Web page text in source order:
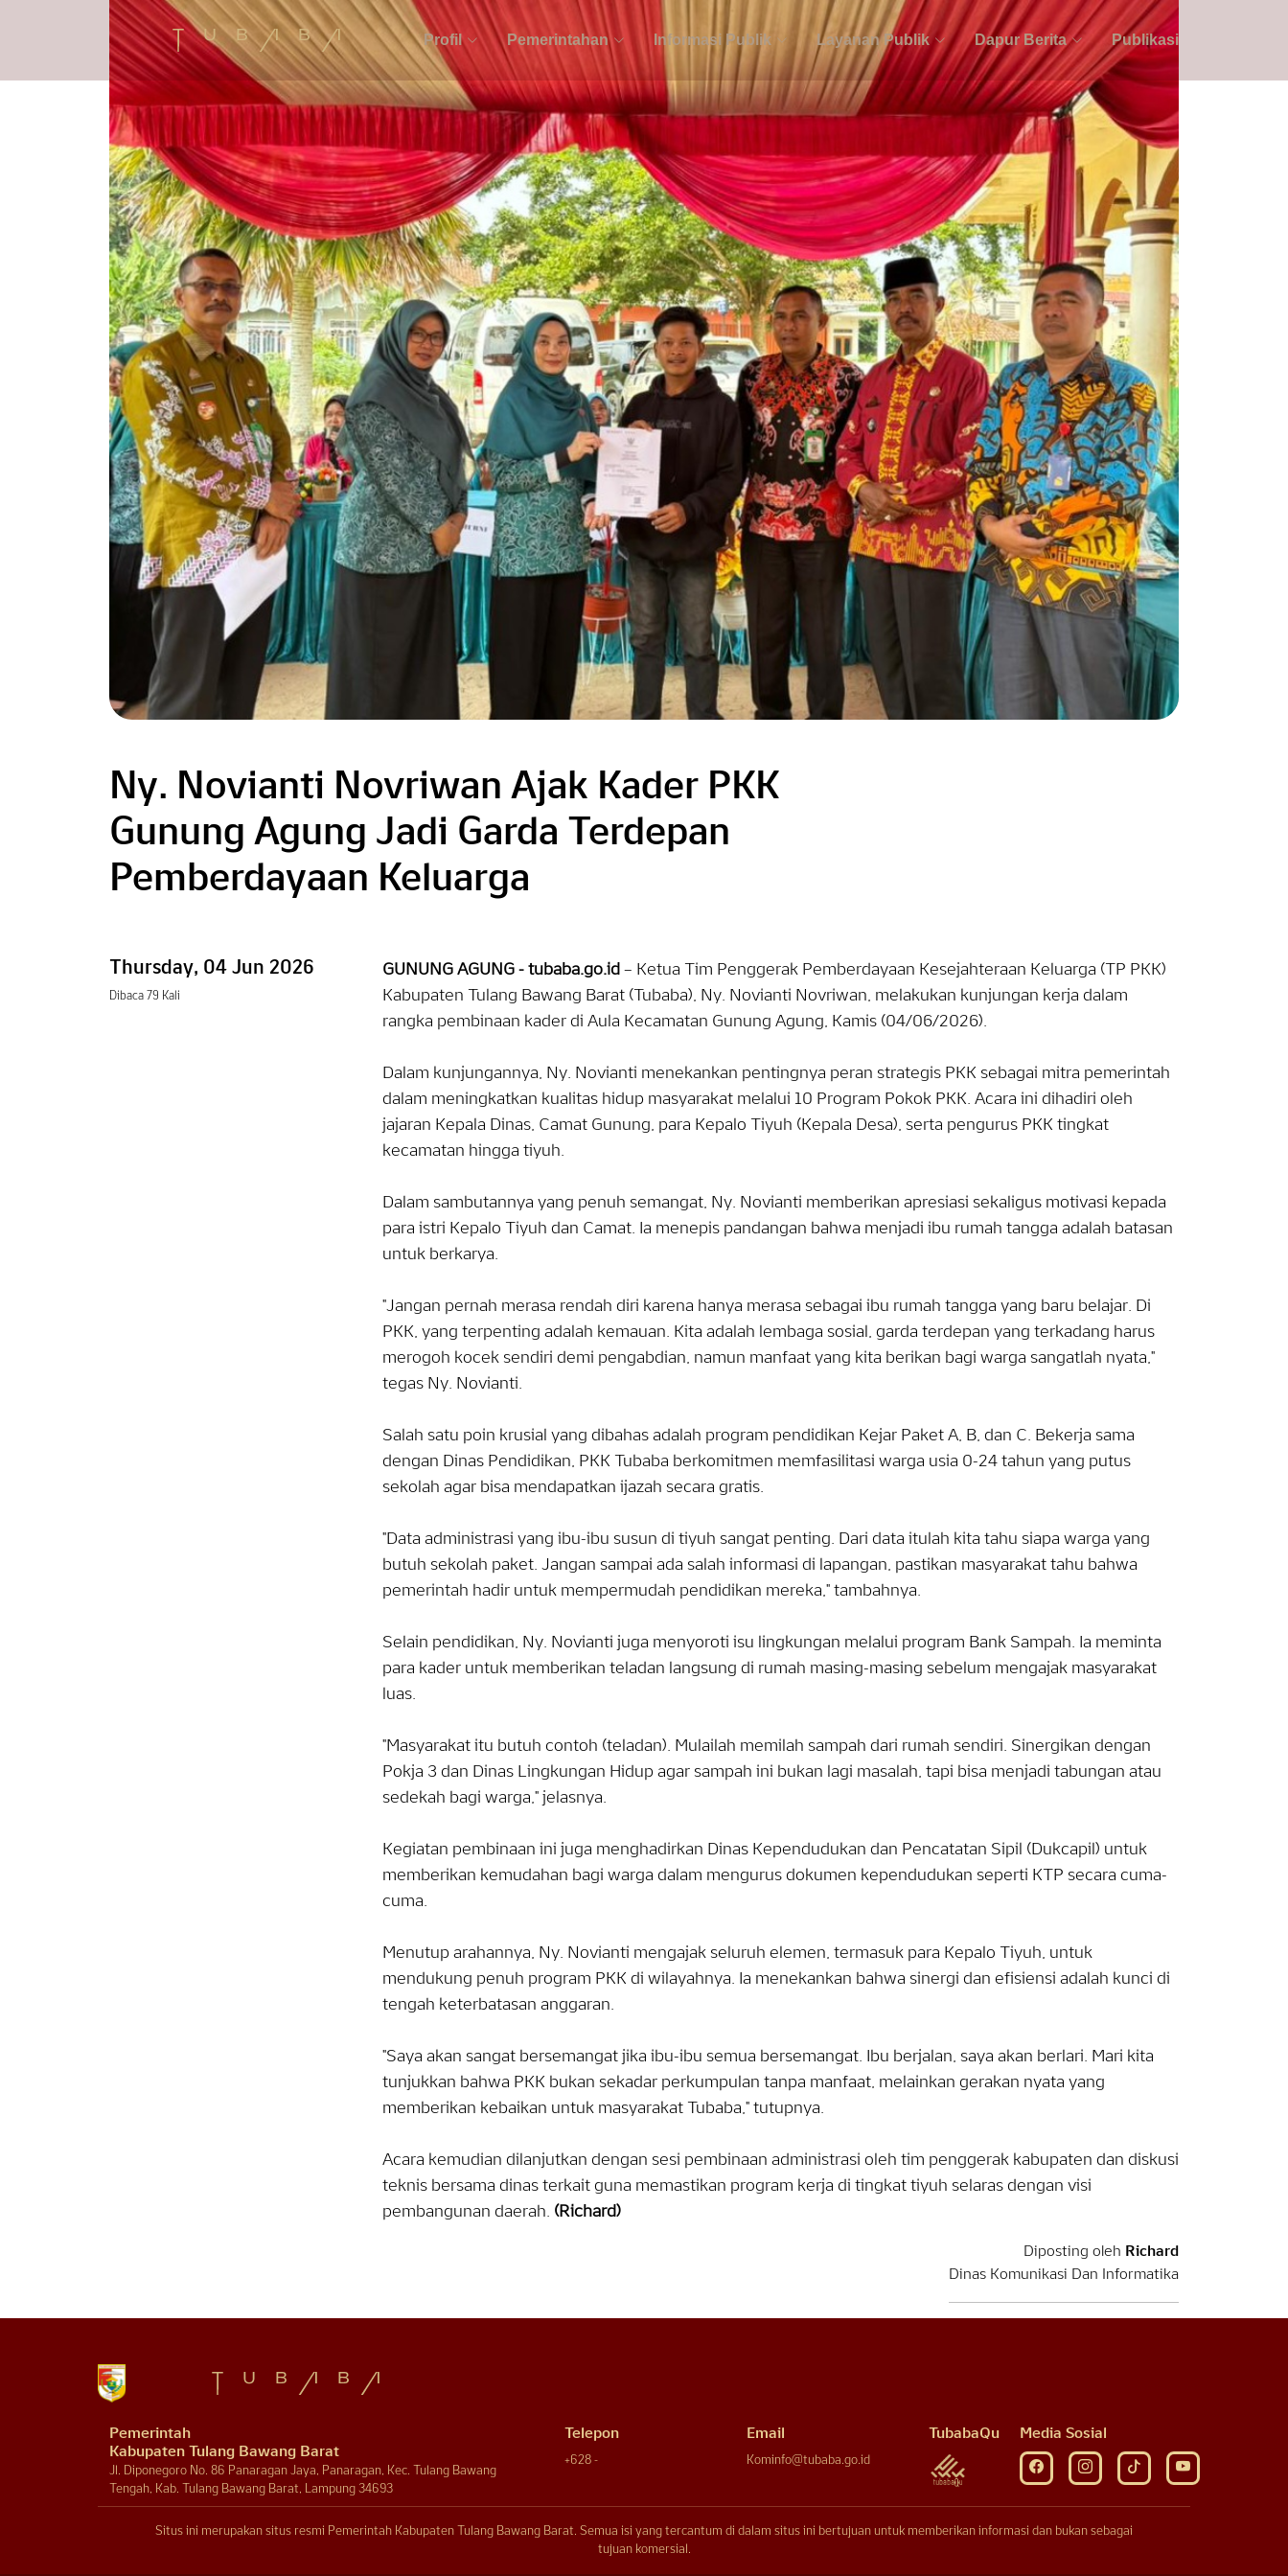
Profil Pemerintahan Informasi Publik Layanan Publik Dapur Berita Publikasi
Ny. Novianti Novriwan Ajak Kader PKK
Gunung Agung Jadi Garda Terdepan
Pemberdayaan Keluarga
Thursday, 04 Jun 2026
Dibaca 79 Kali
​GUNUNG AGUNG - tubaba.go.id – Ketua Tim Penggerak Pemberdayaan Kesejahteraan Keluarga (TP PKK)
Kabupaten Tulang Bawang Barat (Tubaba), Ny. Novianti Novriwan, melakukan kunjungan kerja dalam
rangka pembinaan kader di Aula Kecamatan Gunung Agung, Kamis (04/06/2026).
Dalam kunjungannya, Ny. Novianti menekankan pentingnya peran strategis PKK sebagai mitra pemerintah
dalam meningkatkan kualitas hidup masyarakat melalui 10 Program Pokok PKK. Acara ini dihadiri oleh
jajaran Kepala Dinas, Camat Gunung, para Kepalo Tiyuh (Kepala Desa), serta pengurus PKK tingkat
kecamatan hingga tiyuh.
Dalam sambutannya yang penuh semangat, Ny. Novianti memberikan apresiasi sekaligus motivasi kepada
para istri Kepalo Tiyuh dan Camat. Ia menepis pandangan bahwa menjadi ibu rumah tangga adalah batasan
untuk berkarya.
"Jangan pernah merasa rendah diri karena hanya merasa sebagai ibu rumah tangga yang baru belajar. Di
PKK, yang terpenting adalah kemauan. Kita adalah lembaga sosial, garda terdepan yang terkadang harus
merogoh kocek sendiri demi pengabdian, namun manfaat yang kita berikan bagi warga sangatlah nyata,"
tegas Ny. Novianti.
Salah satu poin krusial yang dibahas adalah program pendidikan Kejar Paket A, B, dan C. Bekerja sama
dengan Dinas Pendidikan, PKK Tubaba berkomitmen memfasilitasi warga usia 0-24 tahun yang putus
sekolah agar bisa mendapatkan ijazah secara gratis.
"Data administrasi yang ibu-ibu susun di tiyuh sangat penting. Dari data itulah kita tahu siapa warga yang
butuh sekolah paket. Jangan sampai ada salah informasi di lapangan, pastikan masyarakat tahu bahwa
pemerintah hadir untuk mempermudah pendidikan mereka," tambahnya.
Selain pendidikan, Ny. Novianti juga menyoroti isu lingkungan melalui program Bank Sampah. Ia meminta
para kader untuk memberikan teladan langsung di rumah masing-masing sebelum mengajak masyarakat
luas.
"Masyarakat itu butuh contoh (teladan). Mulailah memilah sampah dari rumah sendiri. Sinergikan dengan
Pokja 3 dan Dinas Lingkungan Hidup agar sampah ini bukan lagi masalah, tapi bisa menjadi tabungan atau
sedekah bagi warga," jelasnya.
Kegiatan pembinaan ini juga menghadirkan Dinas Kependudukan dan Pencatatan Sipil (Dukcapil) untuk
memberikan kemudahan bagi warga dalam mengurus dokumen kependudukan seperti KTP secara cuma-
cuma.
Menutup arahannya, Ny. Novianti mengajak seluruh elemen, termasuk para Kepalo Tiyuh, untuk
mendukung penuh program PKK di wilayahnya. Ia menekankan bahwa sinergi dan efisiensi adalah kunci di
tengah keterbatasan anggaran.
"Saya akan sangat bersemangat jika ibu-ibu semua bersemangat. Ibu berjalan, saya akan berlari. Mari kita
tunjukkan bahwa PKK bukan sekadar perkumpulan tanpa manfaat, melainkan gerakan nyata yang
memberikan kebaikan untuk masyarakat Tubaba," tutupnya.
Acara kemudian dilanjutkan dengan sesi pembinaan administrasi oleh tim penggerak kabupaten dan diskusi
teknis bersama dinas terkait guna memastikan program kerja di tingkat tiyuh selaras dengan visi
pembangunan daerah. (Richard)
Diposting oleh Richard
Dinas Komunikasi Dan Informatika
Pemerintah
Kabupaten Tulang Bawang Barat
Jl. Diponegoro No. 86 Panaragan Jaya, Panaragan, Kec. Tulang Bawang
Tengah, Kab. Tulang Bawang Barat, Lampung 34693
Telepon
+628 -
Email
Kominfo@tubaba.go.id
TubabaQu Media Sosial
Situs ini merupakan situs resmi Pemerintah Kabupaten Tulang Bawang Barat. Semua isi yang tercantum di dalam situs ini bertujuan untuk memberikan informasi dan bukan sebagai
tujuan komersial.